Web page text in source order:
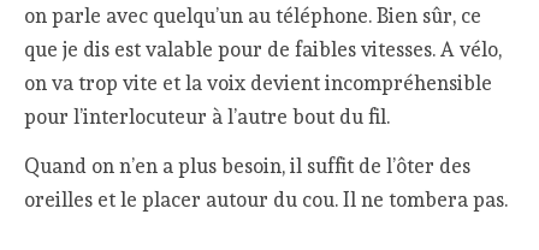
on parle avec quelqu’un au téléphone. Bien sûr, ce
que je dis est valable pour de faibles vitesses. A vélo,
on va trop vite et la voix devient incompréhensible
pour l’interlocuteur à l’autre bout du fil.
Quand on n’en a plus besoin, il suffit de l’ôter des
oreilles et le placer autour du cou. Il ne tombera pas.